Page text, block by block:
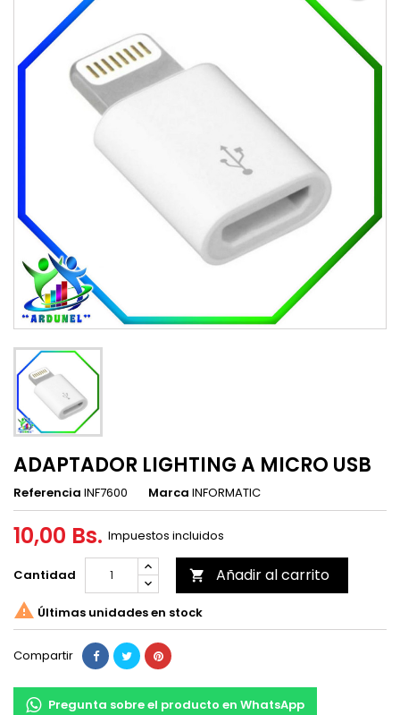
ADAPTADOR LIGHTING A MICRO USB
Referencia INF7600 Marca INFORMATIC
10,00 Bs. Impuestos incluidos
Cantidad  Añadir al carrito
 Últimas unidades en stock
Compartir
Pregunta sobre el producto en WhatsApp